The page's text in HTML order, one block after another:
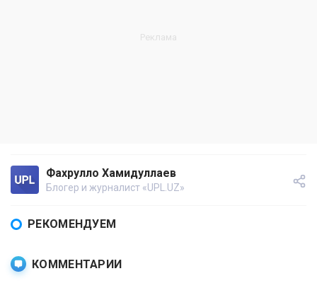
Фахрулло Хамидуллаев
Блогер и журналист «UPL.UZ»
РЕКОМЕНДУЕМ
КОММЕНТАРИИ